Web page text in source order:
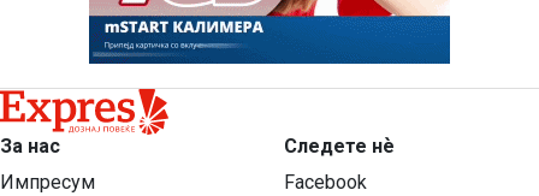
За нас
Импресум
Следете нѐ
Facebook